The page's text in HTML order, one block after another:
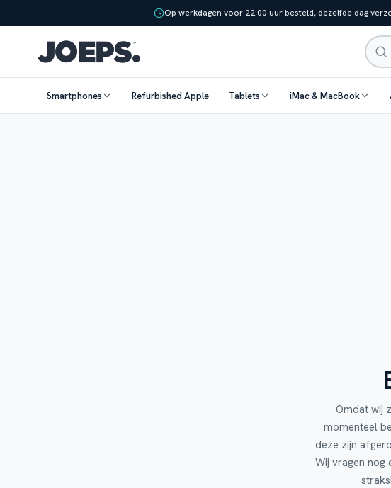
Op werkdagen voor 22:00 uur besteld, dezelfde dag
Smartphones Refurbished Apple Tablets iMac & MacBook
Omdat wij
momenteel
deze zijn
Wij vragen nog